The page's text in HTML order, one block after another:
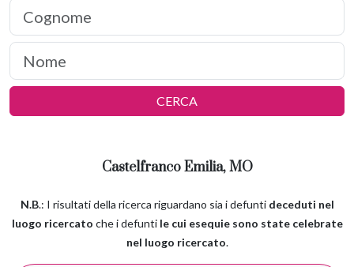
CERCA
Castelfranco Emilia, MO
N.B.: I risultati della ricerca riguardano sia i defunti deceduti nel
luogo ricercato che i defunti le cui esequie sono state celebrate
nel luogo ricercato.